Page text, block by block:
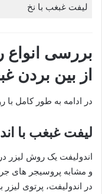
لیفت غبغب با نخ
بررسی
از بین بردن
در ادامه به طور کامل
لیفت غبغب با
اندولیفت یک روش لیزر
و مشابه پروسیجر های
در اندولیفت، پرتوی